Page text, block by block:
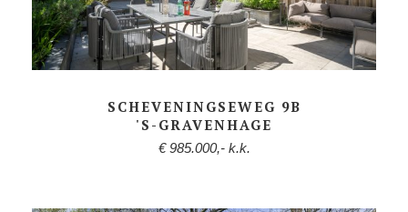
SCHEVENINGSEWEG 9B
'S-GRAVENHAGE
€ 985.000,- k.k.